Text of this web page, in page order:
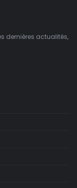
dernières actualités,